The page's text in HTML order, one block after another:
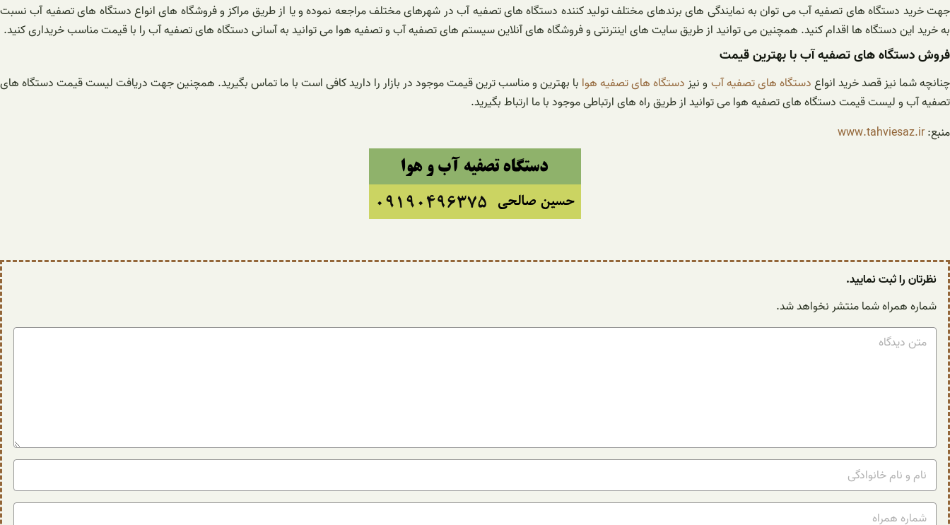
جهت خرید دستگاه های تصفیه آب می توان به نمایندگی های برندهای مختلف تولید کننده دستگاه های تصفیه آب در شهرهای مختلف مراجعه نموده و یا از طریق مراکز و فروشگاه های انواع دستگاه های تصفیه آب نسبت
به خرید این دستگاه ها اقدام کنید. همچنین می توانید از طریق سایت های اینترنتی و فروشگاه های آنلاین سیستم های تصفیه آب و تصفیه هوا می توانید به آسانی دستگاه های تصفیه آب را با قیمت مناسب خریداری کنید.
فروش دستگاه های تصفیه آب با بهترین قیمت
چنانچه شما نیز قصد خرید انواعدستگاه های تصفیه آب و نیز دستگاه های تصفیه هوا با بهترین و مناسب ترین قیمت موجود در بازار را دارید کافی است با ما تماس بگیرید. همچنین جهت دریافت لیست قیمت دستگاه های
تصفیه آب و لیست قیمت دستگاه های تصفیه هوا می توانید از طریق راه های ارتباطی موجود با ما ارتباط بگیرید.
منبع:www.tahviesaz.ir
نظرتان را ثبت نمایید.
شماره همراه شما منتشر نخواهد شد.